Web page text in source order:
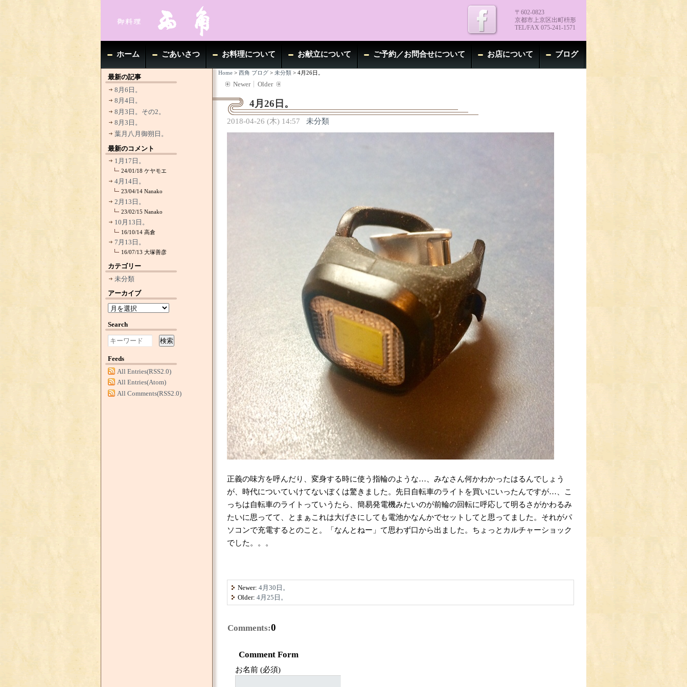
〒602-0823
京都市上京区出町枡形
TEL/FAX 075-241-1571
ホーム ごあいさつ お料理について お献立について ご予約／お問合せについて お店について ブログ
Home> 西角 ブログ> 未分類> 4月26日。
Newer Older
4月26日。
2018-04-26 (木) 14:57 未分類
正義の味方を呼んだり、変身する時に使う指輪のような…、みなさん何かわかったはるんでしょう
が、時代についていけてないぼくは驚きました。先日自転車のライトを買いにいったんですが…、こ
っちは自転車のライトっていうたら、簡易発電機みたいのが前輪の回転に呼応して明るさがかわるみ
たいに思ってて、とまぁこれは大げさにしても電池かなんかでセットしてと思ってました。それがパ
ソコンで充電するとのこと。「なんとねー」て思わず口から出ました。ちょっとカルチャーショック
でした。。。
Newer:4月30日。
Older:4月25日。
Comments:0
Comment Form
お名前 (必須)
最新の記事
8月6日。
8月4日。
8月3日。その2。
8月3日。
葉月八月御朔日。
最新のコメント
1月17日。
24/01/18ケヤモエ
4月14日。
23/04/14Nanako
2月13日。
23/02/15Nanako
10月13日。
16/10/14高倉
7月13日。
16/07/13大塚善彦
カテゴリー
未分類
アーカイブ
Search
検索
Feeds
All Entries(RSS2.0)
All Entries(Atom)
All Comments(RSS2.0)